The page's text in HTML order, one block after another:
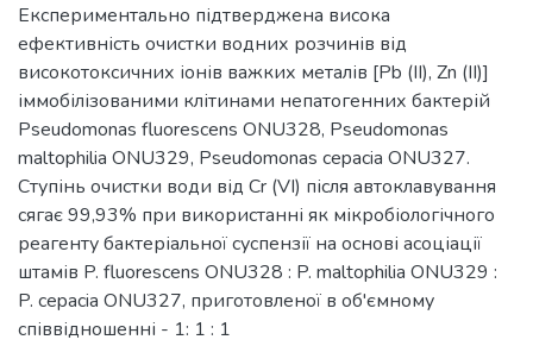
Експериментально підтверджена висока
ефективність очистки водних розчинів від
високотоксичних іонів важких металів [Pb (II), Zn (II)]
іммобілізованими клітинами непатогенних бактерій
Pseudomonas fluorescens ONU328, Pseudomonas
maltophilia ОNU329, Pseudomonas cepacia ОNU327.
Ступінь очистки води від Cr (VI) після автоклавування
сягає 99,93% при використанні як мікробіологічного
реагенту бактеріальної суспензії на основі асоціації
штамів P. fluorescens ONU328 : P. maltophilia ОNU329 :
P. cepacia ONU327, приготовленої в об'ємному
співвідношенні - 1: 1 : 1